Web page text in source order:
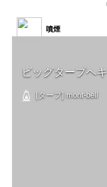
ビッグタープヘ
[タープ] mont-bell
噴煙